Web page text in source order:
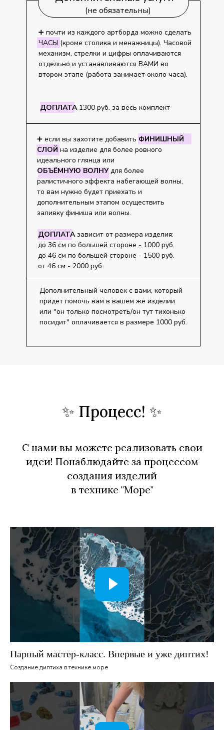
➕ почти из каждого артборда можно сделать
ЧАСЫ (кроме столика и менажницы). Часовой
механизм, стрелки и цифры оплачиваются
отдельно и устанавливаются ВАМИ во
втором этапе (работа занимает около часа).
(не обязательны)
ДОПЛАТАзависит от размера изделия:
до 36 см по большей стороне - 1000 руб.
до 46 см по большей стороне - 1500 руб.
от 46 см - 2000 руб.
➕ если вы захотите добавить ФИНИШНЫЙ
СЛОЙ на изделие для более ровного
идеального глянца или
ОБЪЁМНУЮ ВОЛНУдля более
ралистичного эффекта набегающей волны,
то вам нужно будет приехать и
дополнительным этапом осуществить
заливку финиша или волны.
ДОПЛАТА1300 руб. за весь комплект
Дополнительный человек с вами, который
придет помочь вам в вашем же изделии
или "он только посмотреть/он тут тихонько
посидит" оплачивается в размере 1000 руб.
✨ Процесс! ✨
С нами вы можете реализовать свои
идеи! Понаблюдайте за процессом
создания изделий
в технике "Море"
Парный мастер-класс. Впервые и уже диптих!
Создание диптиха в технике море